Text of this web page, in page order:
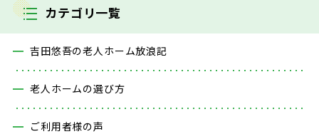
カテゴリ一覧
吉田悠吾の老人ホーム放浪記
老人ホームの選び方
ご利用者様の声